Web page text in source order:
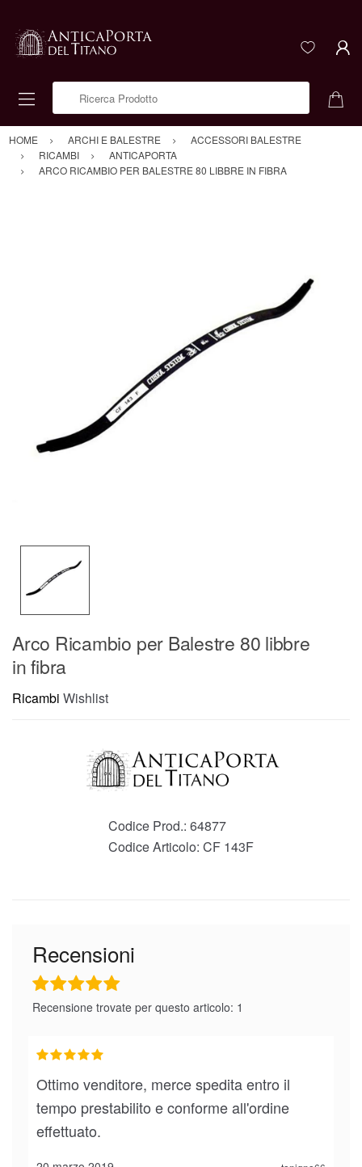
HOME ARCHI E BALESTRE
ACCESSORI BALESTRE
RICAMBI
ANTICAPORTA
ARCO RICAMBIO PER BALESTRE 80 LIBBRE IN FIBRA
Arco Ricambio per Balestre 80 libbre
in fibra
Ricambi Wishlist
Codice Prod.: 64877
Codice Articolo: CF 143F
Recensioni
Recensione trovate per questo articolo: 1
Ottimo venditore, merce spedita entro il
tempo prestabilito e conforme all'ordine
effettuato.